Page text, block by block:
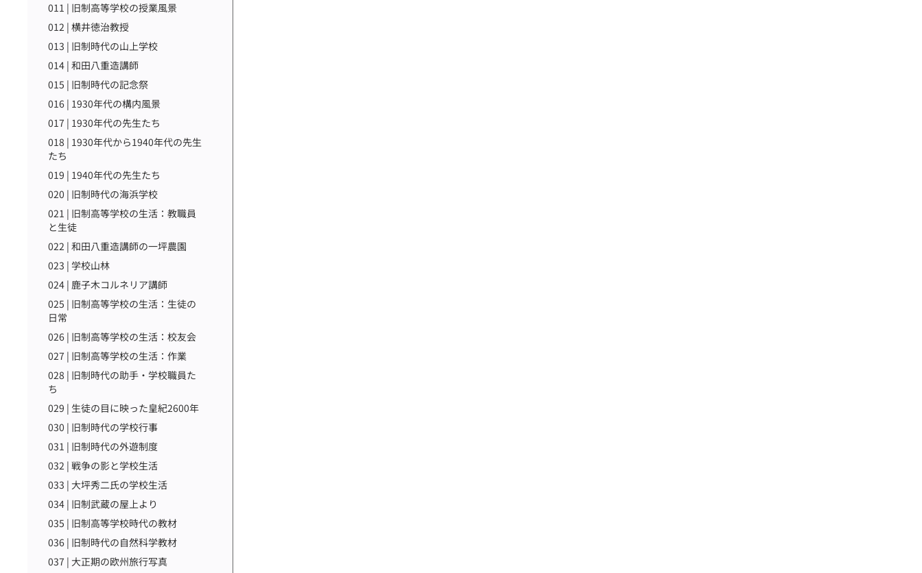
011 | 旧制高等学校の授業風景
012 | 横井徳治教授
013 | 旧制時代の山上学校
014 | 和田八重造講師
015 | 旧制時代の記念祭
016 | 1930年代の構内風景
017 | 1930年代の先生たち
018 | 1930年代から1940年代の先生
たち
019 | 1940年代の先生たち
020 | 旧制時代の海浜学校
021 | 旧制高等学校の生活：教職員
と生徒
022 | 和田八重造講師の一坪農園
023 | 学校山林
024 | 鹿子木コルネリア講師
025 | 旧制高等学校の生活：生徒の
日常
026 | 旧制高等学校の生活：校友会
027 | 旧制高等学校の生活：作業
028 | 旧制時代の助手・学校職員た
ち
029 | 生徒の目に映った皇紀2600年
030 | 旧制時代の学校行事
031 | 旧制時代の外遊制度
032 | 戦争の影と学校生活
033 | 大坪秀二氏の学校生活
034 | 旧制武蔵の屋上より
035 | 旧制高等学校時代の教材
036 | 旧制時代の自然科学教材
037 | 大正期の欧州旅行写真